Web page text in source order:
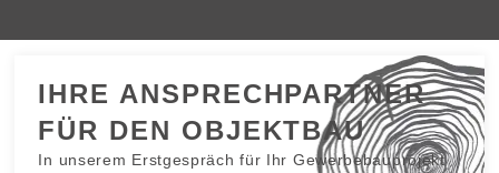
IHRE ANSPRECHPARTNER
FÜR DEN OBJEKTBAU
In unserem Erstgespräch für Ihr Gewerbebauprojekt